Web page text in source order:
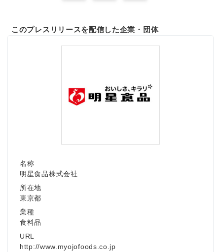
このプレスリリースを配信した企業・団体
名称
明星食品株式会社
所在地
東京都
業種
食料品
URL
http://www.myojofoods.co.jp